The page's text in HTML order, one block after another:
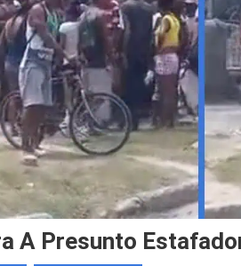
A Presunto